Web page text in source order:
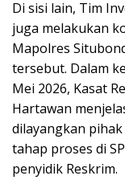
Di sisi lain, Tim
juga melakukan
Mapolres
tersebut. Dalam
Mei 2026, Kasat
Hartawan
dilayangkan
tahap proses di
penyidik Reskrim.